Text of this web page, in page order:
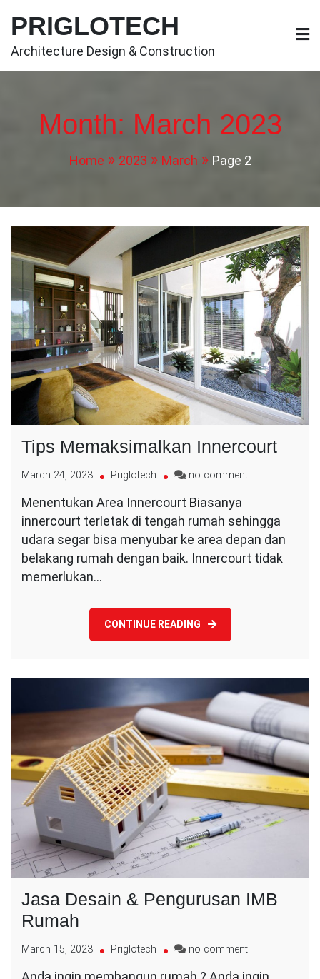
content
PRIGLOTECH
Architecture Design & Construction
Month: March 2023
Home 2023 March Page 2
Tips Memaksimalkan Innercourt
March 24, 2023 Priglotech no commenton
Innercourt
Menentukan Area Innercourt Biasanya
innercourt terletak di tengah rumah sehingga
udara segar bisa menyubar ke area depan dan
belakang rumah dengan baik. Innercourt tidak
memerlukan…
CONTINUE READING
Jasa Desain & Pengurusan IMB
Rumah
March 15, 2023 Priglotech no commenton